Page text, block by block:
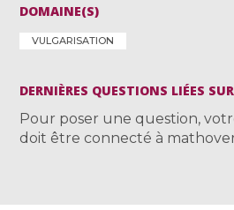
DOMAINE(S)
VULGARISATION
DERNIÈRES QUESTIONS LIÉES
Pour poser une question,
doit être connecté à